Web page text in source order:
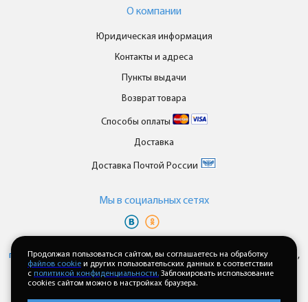
О компании
Юридическая информация
Контакты и адреса
Пункты выдачи
Возврат товара
Способы оплаты
Доставка
Доставка Почтой России
Мы в cоциальных сетях
персональных данныхипользовательского соглашениякаждый раз,
когда оставляете свои данные в любой форме обратной связи на
сайте enkor24.ru
Продолжая пользоваться сайтом, вы соглашаетесь на обработку
файлов cookie и других пользовательских данных в соответствии
с политикой конфиденциальности. Заблокировать использование
cookies сайтом можно в настройках браузера.